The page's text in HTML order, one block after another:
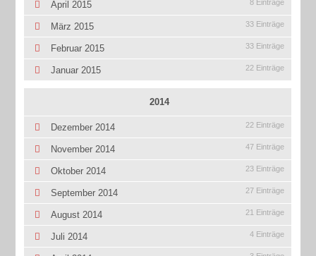
April 2015 8 Einträge
März 2015 33 Einträge
Februar 2015 33 Einträge
Januar 2015 22 Einträge
2014
Dezember 2014 22 Einträge
November 2014 47 Einträge
Oktober 2014 23 Einträge
September 2014 27 Einträge
August 2014 21 Einträge
Juli 2014 4 Einträge